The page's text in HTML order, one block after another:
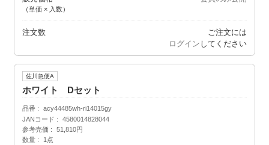
（単価 × 入数）
注文数
ご注文には
ログイン してください
佐川急便A
ホワイト Dセット
品番
acy44485wh-ri14015gy
JANコード
4580014828044
参考売価
51,810円
数量
1点